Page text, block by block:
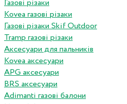
Газові різаки
Kovea газові різаки
Газові різаки Skif Outdoor
Tramp газові різаки
Аксесуари для пальників
Kovea аксесуари
APG аксесуари
BRS аксесуари
Adimanti газові балони